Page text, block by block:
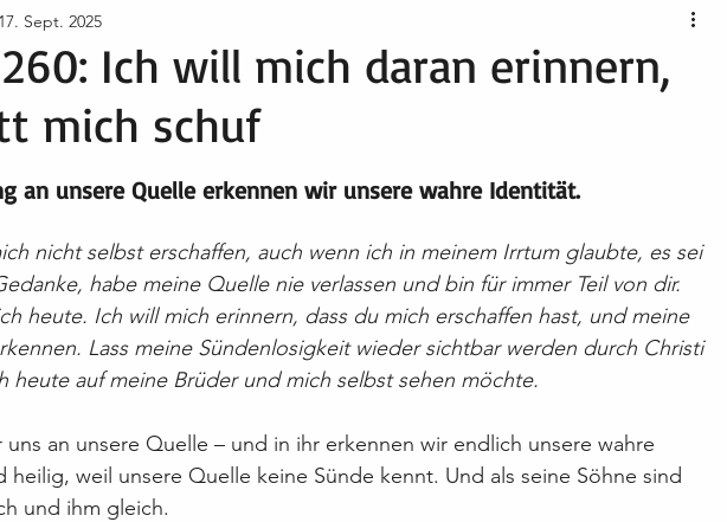
Ich will mich daran erinnern,
mich schuf
17. Sept. 2025
bewertet.
an unsere Quelle erkennen wir unsere wahre Identität.
nicht selbst erschaffen, auch wenn ich in meinem Irrtum glaubte, es sei
habe meine Quelle nie verlassen und bin für immer Teil von dir.
heute. Ich will mich erinnern, dass du mich erschaffen hast, und meine
Lass meine Sündenlosigkeit wieder sichtbar werden durch Christi
heute auf meine Brüder und mich selbst sehen möchte.
an unsere Quelle – und in ihr erkennen wir endlich unsere wahre
heilig, weil unsere Quelle keine Sünde kennt. Und als seine Söhne sind
und ihm gleich.